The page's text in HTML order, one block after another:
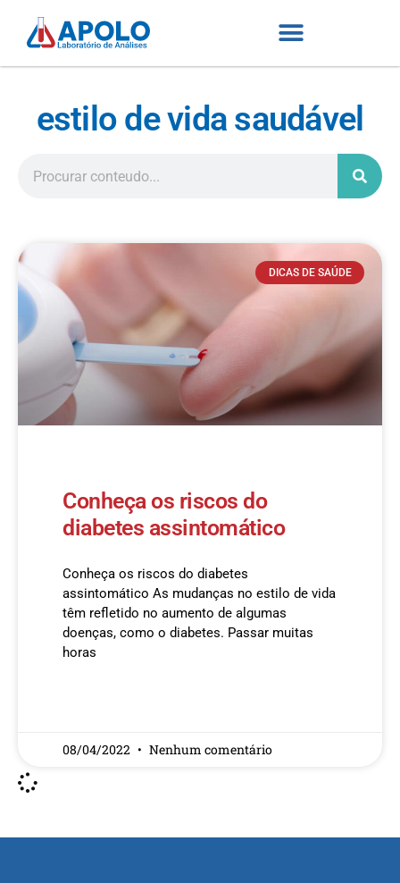
estilo de vida saudável
DICAS DE SAÚDE
Conheça os riscos do
diabetes assintomático
Conheça os riscos do diabetes
assintomático As mudanças no estilo de vida
têm refletido no aumento de algumas
doenças, como o diabetes. Passar muitas
horas
08/04/2022 Nenhum comentário